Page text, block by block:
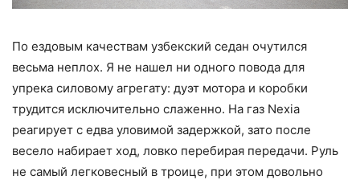
По ездовым качествам узбекский седан очутился
весьма неплох. Я не нашел ни одного повода для
упрека силовому агрегату: дуэт мотора и коробки
трудится исключительно слаженно. На газ Nexia
реагирует с едва уловимой задержкой, зато после
весело набирает ход, ловко перебирая передачи. Руль
не самый легковесный в троице, при этом довольно